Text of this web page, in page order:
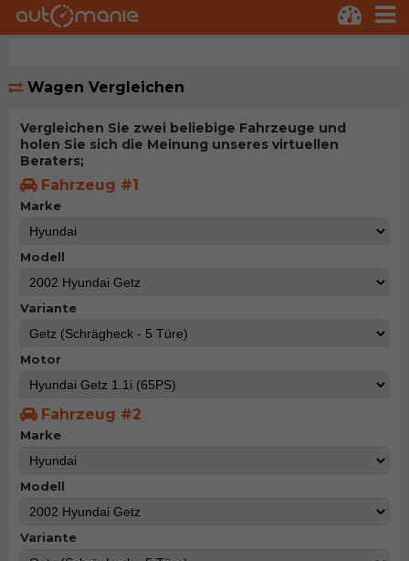
Wagen Vergleichen
Vergleichen Sie zwei beliebige Fahrzeuge und
holen Sie sich die Meinung unseres virtuellen
Beraters;
Fahrzeug #1
Marke
Modell
Variante
Motor
Fahrzeug #2
Marke
Modell
Variante